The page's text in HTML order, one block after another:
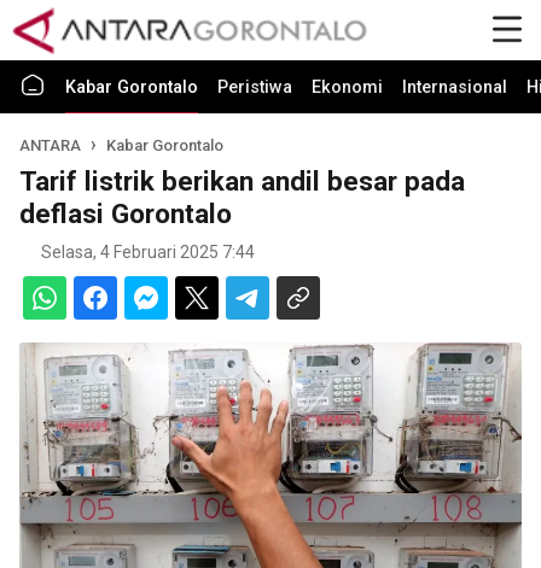
Kabar Gorontalo Peristiwa Ekonomi Internasional
ANTARA Kabar Gorontalo
Tarif listrik berikan andil besar pada
deflasi Gorontalo
Selasa, 4 Februari 2025 7:44